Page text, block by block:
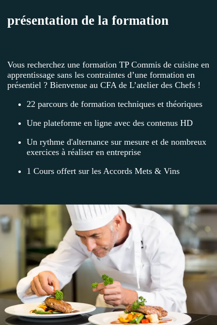
présentation de la formation
Vous recherchez une formation TP Commis de cuisine en
apprentissage sans les contraintes d’une formation en
présentiel ? Bienvenue au CFA de L’atelier des Chefs !
22 parcours de formation techniques et théoriques
Une plateforme en ligne avec des contenus HD
Un rythme d'alternance sur mesure et de nombreux
exercices à réaliser en entreprise
1 Cours offert sur les Accords Mets & Vins